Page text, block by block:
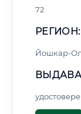
72
РЕГИОН:
Йошкар-